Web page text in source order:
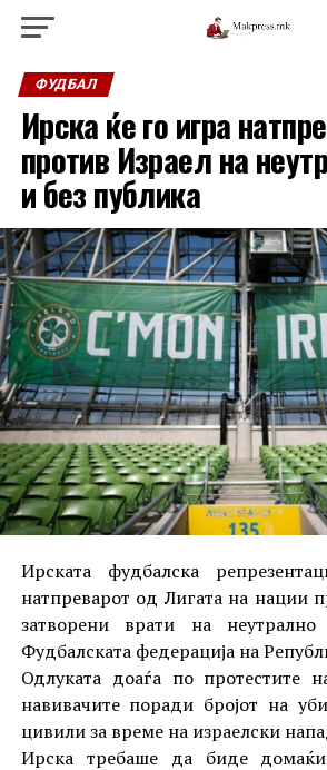
ФУДБАЛ
Ирска ќе го игра
против Израел на
и без публика
Ирската фудбалска
натпреварот од Лигата на нации
затворени врати на
Фудбалската федерација на
Одлуката доаѓа по протестите
навивачите поради бројот на
цивили за време на израелски
Ирска требаше да биде